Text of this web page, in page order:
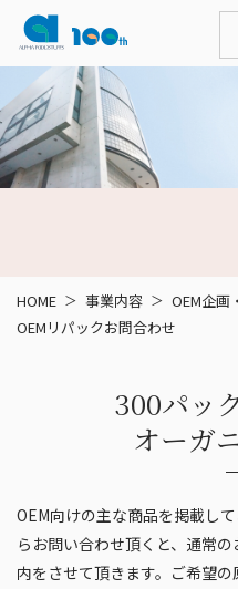
HOME 事業内容
OEM企画
OEMリパックお問合わせ
300パッ
オーガ
OEM向けの主な商品を掲載し
らお問い合わせ頂くと、通常
内をさせて頂きます。ご希望